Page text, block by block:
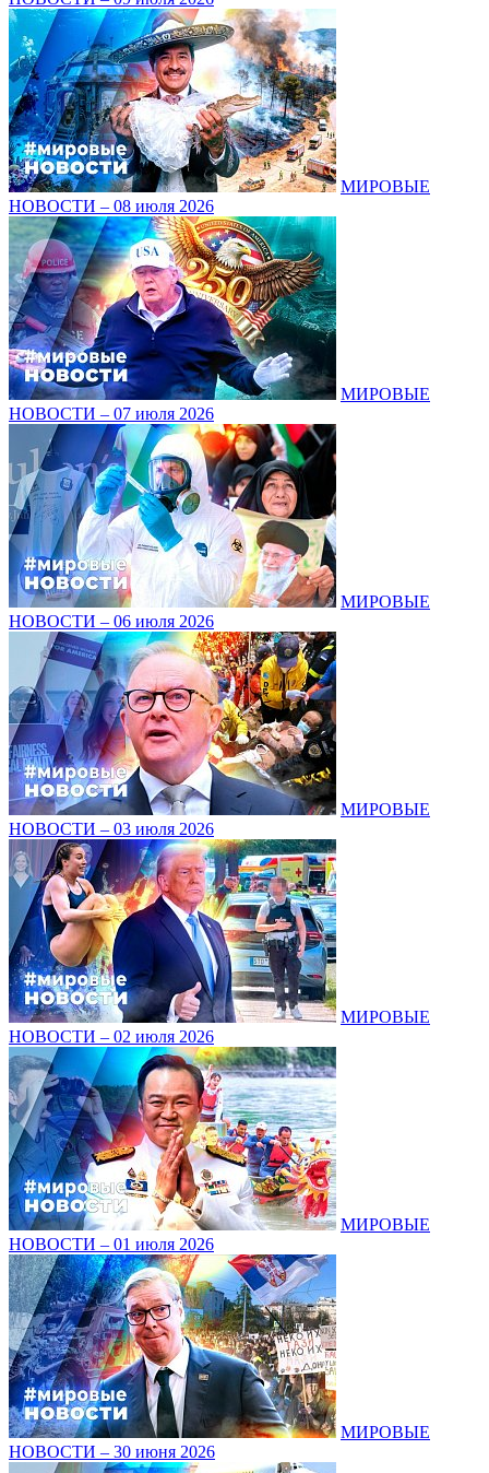
МИРОВЫЕ
НОВОСТИ – 08 июля 2026
МИРОВЫЕ
НОВОСТИ – 07 июля 2026
МИРОВЫЕ
НОВОСТИ – 06 июля 2026
МИРОВЫЕ
НОВОСТИ – 03 июля 2026
МИРОВЫЕ
НОВОСТИ – 02 июля 2026
МИРОВЫЕ
НОВОСТИ – 01 июля 2026
МИРОВЫЕ
НОВОСТИ – 30 июня 2026